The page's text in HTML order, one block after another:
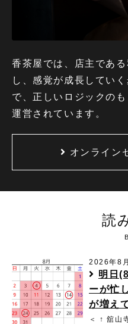
香茶屋では、店主であ
し、感覚が成長してい
で、正しいロジックの
運営されています。
オンライン
読
2026年8
明日
ーが忙
が増え
＜ ↑ 舘山